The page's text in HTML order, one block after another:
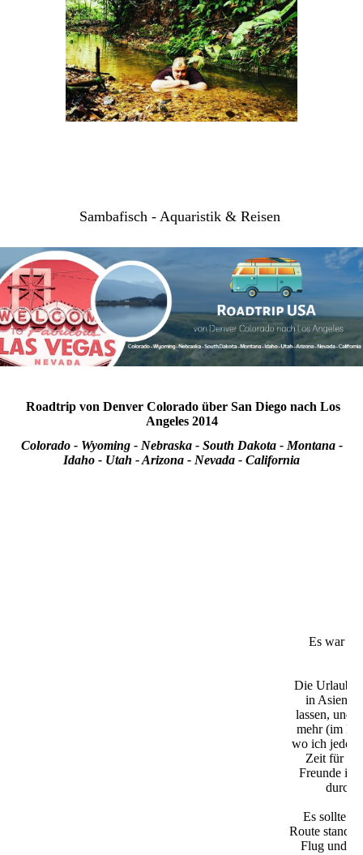
Sambafisch - Aquaristik & Reisen
Roadtrip von Denver Colorado über San Diego nach Los
Angeles 2014
Colorado - Wyoming - Nebraska - South Dakota - Montana -
Idaho - Utah - Arizona - Nevada - California
Es war
Die Urlaube
in Asien
lassen, und
mehr (im
wo ich jeden
Zeit für
Freunde in
durch
Es sollte
Route stand
Flug und